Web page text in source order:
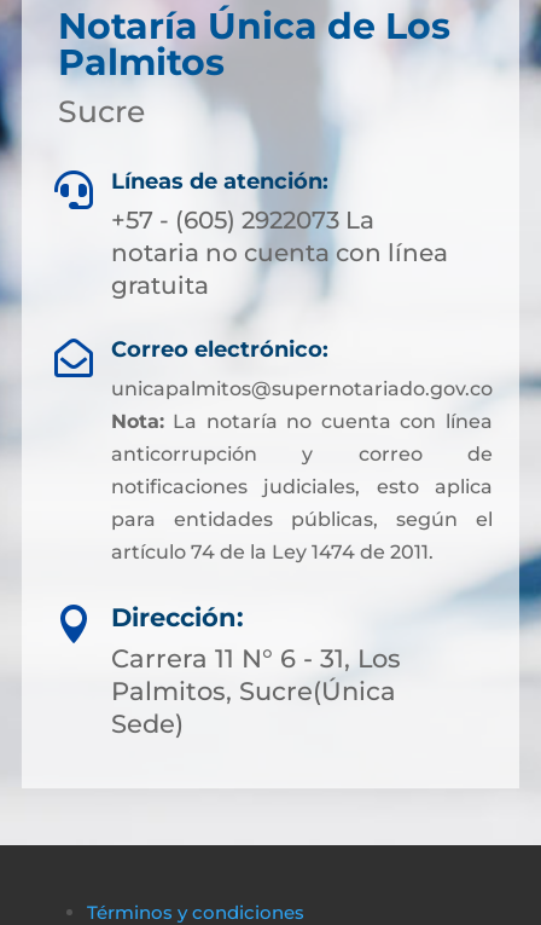
Notaría Única de Los
Palmitos
Sucre
 Líneas de atención:
+57 - (605) 2922073 La
notaria no cuenta con línea
gratuita
 Correo electrónico:
unicapalmitos@supernotariado.gov.co
Nota:La notaría no cuenta con línea
anticorrupción y correo de
notificaciones judiciales, esto aplica
para entidades públicas, según el
artículo 74 de la Ley 1474 de 2011.

Dirección:
Carrera 11 N° 6 - 31, Los
Palmitos, Sucre(Única
Sede)
Términos y condiciones